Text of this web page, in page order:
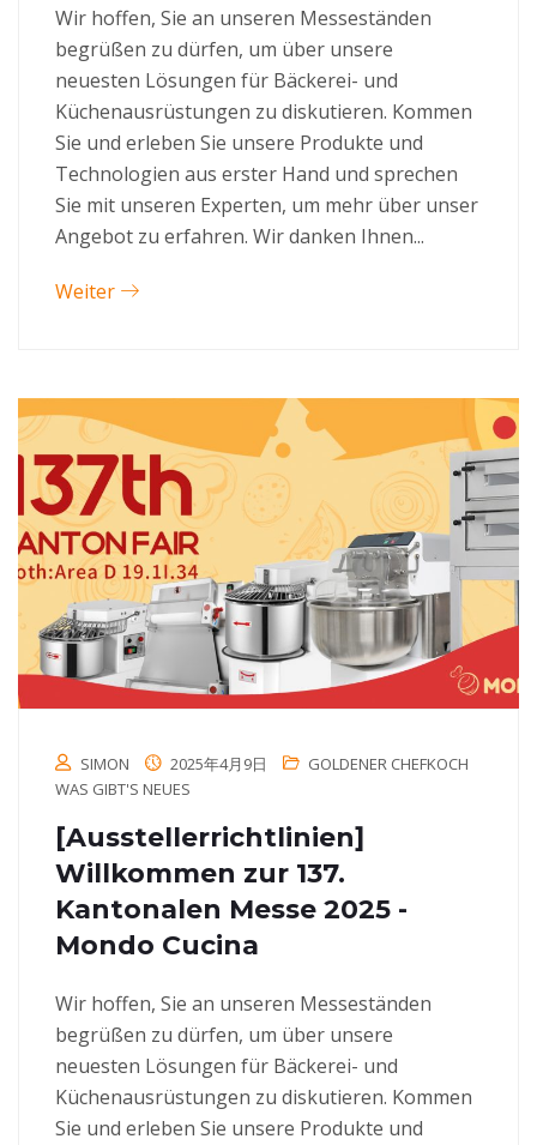
Wir hoffen, Sie an unseren Messeständen
begrüßen zu dürfen, um über unsere
neuesten Lösungen für Bäckerei- und
Küchenausrüstungen zu diskutieren. Kommen
Sie und erleben Sie unsere Produkte und
Technologien aus erster Hand und sprechen
Sie mit unseren Experten, um mehr über unser
Angebot zu erfahren. Wir danken Ihnen...
Weiter
SIMON 2025年4月9日
GOLDENER CHEFKOCH
WAS GIBT'S NEUES
[Ausstellerrichtlinien]
Willkommen zur 137.
Kantonalen Messe 2025 -
Mondo Cucina
Wir hoffen, Sie an unseren Messeständen
begrüßen zu dürfen, um über unsere
neuesten Lösungen für Bäckerei- und
Küchenausrüstungen zu diskutieren. Kommen
Sie und erleben Sie unsere Produkte und